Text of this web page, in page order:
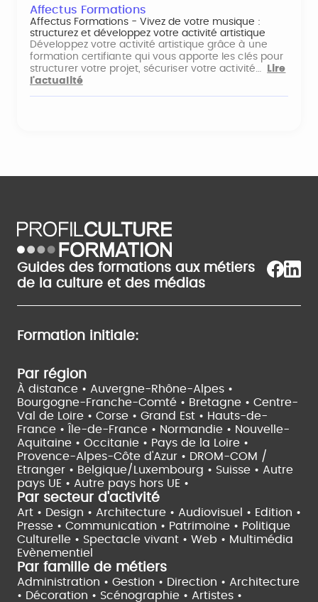
Affectus Formations
Affectus Formations - Vivez de votre musique :
structurez et développez votre activité artistique
Développez votre activité artistique grâce à une
formation certifiante qui vous apporte les clés pour
structurer votre projet, sécuriser votre activité…
Lire
l'actualité
Guides des formations aux métiers
de la culture et des médias
Formation initiale:
Par région
À distance • Auvergne-Rhône-Alpes •
Bourgogne-Franche-Comté • Bretagne • Centre-
Val de Loire • Corse • Grand Est • Hauts-de-
France •
Île-de-France • Normandie • Nouvelle-
Aquitaine • Occitanie • Pays de la Loire •
Provence-Alpes-Côte d'Azur • DROM-COM /
Etranger • Belgique/Luxembourg • Suisse • Autre
pays UE • Autre pays hors UE •
Par secteur d'activité
Art • Design • Architecture • Audiovisuel • Edition •
Presse • Communication • Patrimoine • Politique
Culturelle • Spectacle vivant • Web • Multimédia
Evènementiel
Par famille de métiers
Administration • Gestion • Direction • Architecture
• Décoration • Scénographie • Artistes •